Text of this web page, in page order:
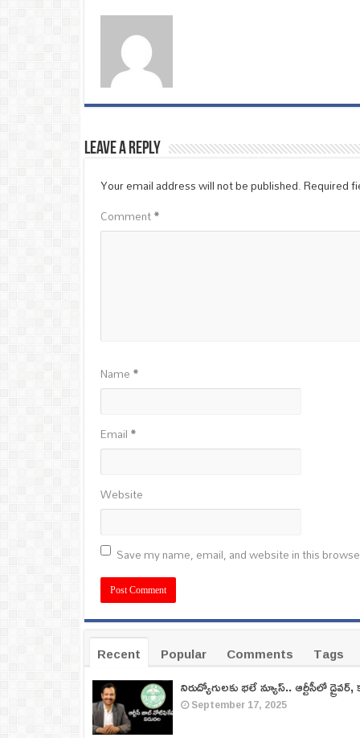
Leave a Reply
Your email address will not be published.Required
Comment*
Name*
Email*
Website
Save my name, email, and website in this
Recent Popular Comments
Tags
నిరుద్యోగులకు భలే న్యూస్.. ఆర్టీసీలో
September 17, 2025